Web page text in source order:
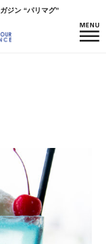
ジン “パリマグ”